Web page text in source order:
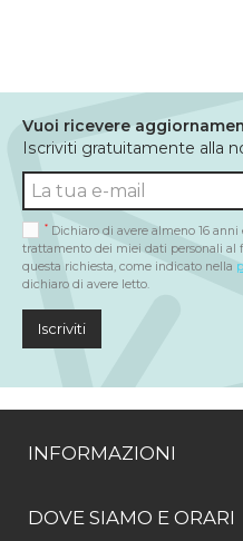
Vuoi ricevere
Iscriviti gratuitamente alla
* Dichiaro di avere almeno 16
trattamento dei miei dati personali al
questa richiesta, come indicato nella
dichiaro di avere letto.
Iscriviti
INFORMAZIONI
DOVE SIAMO E ORARI